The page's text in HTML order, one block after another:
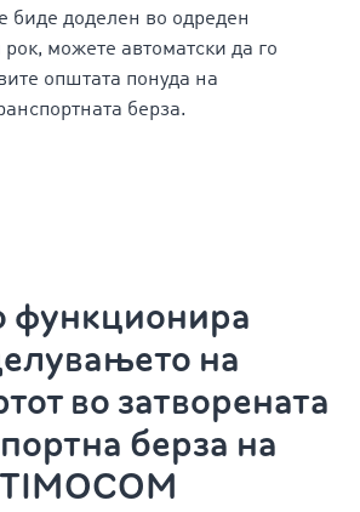
биде доделен во одреден
можете автоматски да го
општата понуда на
берза.
функционира
на
во затворената
берза на
TIMOCOM